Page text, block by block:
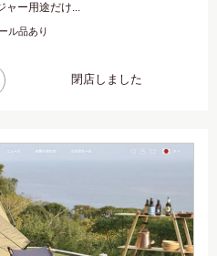
ャー用途だけ...
ル品あり
閉店しました